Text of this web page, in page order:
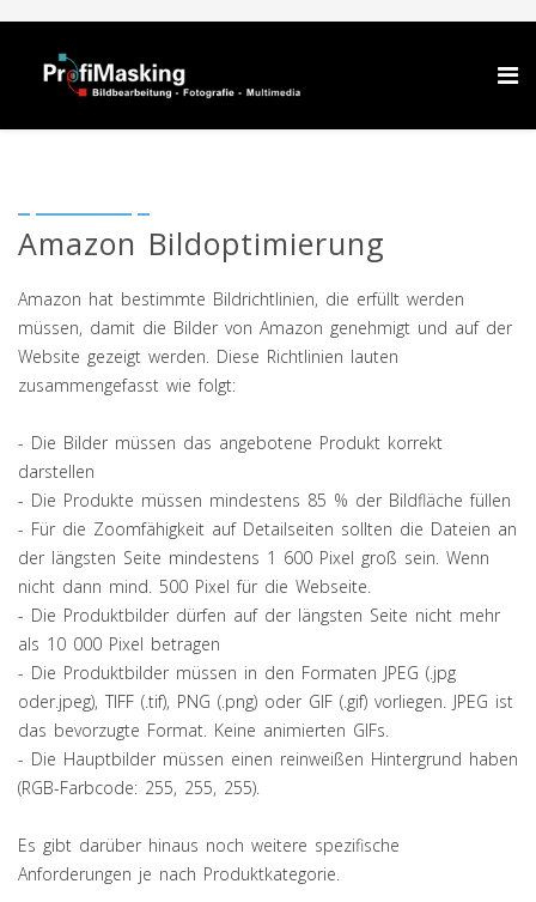
Amazon Bildoptimierung
Amazon hat bestimmte Bildrichtlinien, die erfüllt werden
müssen, damit die Bilder von Amazon genehmigt und auf der
Website gezeigt werden. Diese Richtlinien lauten
zusammengefasst wie folgt:
- Die Bilder müssen das angebotene Produkt korrekt
darstellen
- Die Produkte müssen mindestens 85 % der Bildfläche füllen
- Für die Zoomfähigkeit auf Detailseiten sollten die Dateien an
der längsten Seite mindestens 1 600 Pixel groß sein. Wenn
nicht dann mind. 500 Pixel für die Webseite.
- Die Produktbilder dürfen auf der längsten Seite nicht mehr
als 10 000 Pixel betragen
- Die Produktbilder müssen in den Formaten JPEG (.jpg
oder.jpeg), TIFF (.tif), PNG (.png) oder GIF (.gif) vorliegen. JPEG ist
das bevorzugte Format. Keine animierten GIFs.
- Die Hauptbilder müssen einen reinweißen Hintergrund haben
(RGB-Farbcode: 255, 255, 255).
Es gibt darüber hinaus noch weitere spezifische
Anforderungen je nach Produktkategorie.